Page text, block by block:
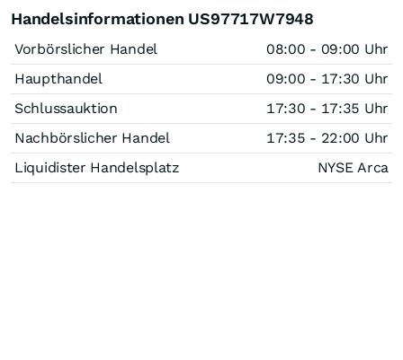
Handelsinformationen US97717W7948
Vorbörslicher Handel
08:00 - 09:00 Uhr
Haupthandel
09:00 - 17:30 Uhr
Schlussauktion
17:30 - 17:35 Uhr
Nachbörslicher Handel
17:35 - 22:00 Uhr
Liquidister Handelsplatz
NYSE Arca